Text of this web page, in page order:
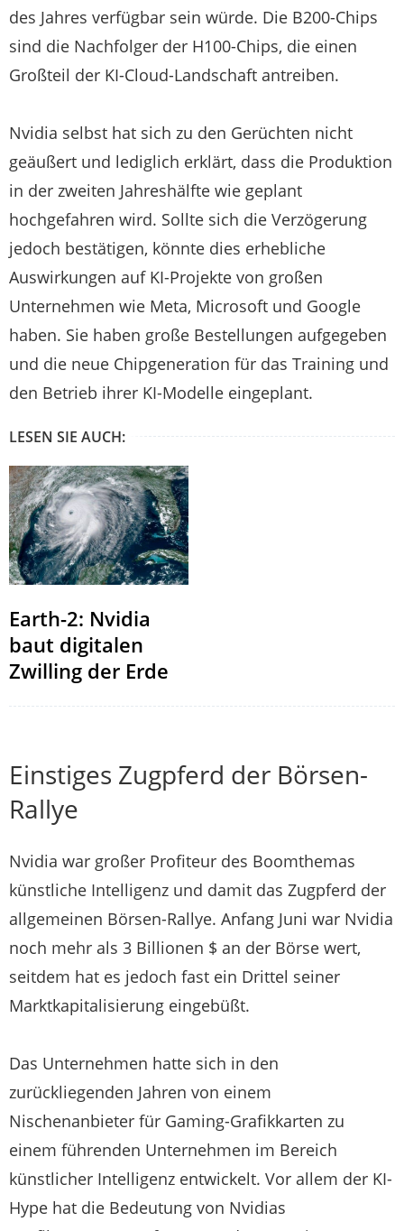
des Jahres verfügbar sein würde. Die B200-Chips
sind die Nachfolger der H100-Chips, die einen
Großteil der KI-Cloud-Landschaft antreiben.
Nvidia selbst hat sich zu den Gerüchten nicht
geäußert und lediglich erklärt, dass die Produktion
in der zweiten Jahreshälfte wie geplant
hochgefahren wird. Sollte sich die Verzögerung
jedoch bestätigen, könnte dies erhebliche
Auswirkungen auf KI-Projekte von großen
Unternehmen wie Meta, Microsoft und Google
haben. Sie haben große Bestellungen aufgegeben
und die neue Chipgeneration für das Training und
den Betrieb ihrer KI-Modelle eingeplant.
LESEN SIE AUCH:
Earth-2: Nvidia
baut digitalen
Zwilling der Erde
Einstiges Zugpferd der Börsen-
Rallye
Nvidia war großer Profiteur des Boomthemas
künstliche Intelligenz und damit das Zugpferd der
allgemeinen Börsen-Rallye. Anfang Juni war Nvidia
noch mehr als 3 Billionen $ an der Börse wert,
seitdem hat es jedoch fast ein Drittel seiner
Marktkapitalisierung eingebüßt.
Das Unternehmen hatte sich in den
zurückliegenden Jahren von einem
Nischenanbieter für Gaming-Grafikkarten zu
einem führenden Unternehmen im Bereich
künstlicher Intelligenz entwickelt. Vor allem der KI-
Hype hat die Bedeutung von Nvidias